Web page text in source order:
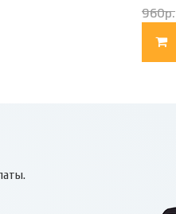
960р.